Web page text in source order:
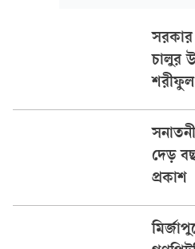
সরকার
চালুর
শরীফুল
দেড়
প্রকাশ